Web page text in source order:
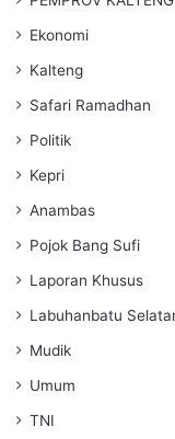
Ekonomi
Kalteng
Safari Ramadhan
Politik
Kepri
Anambas
Pojok Bang Sufi
Laporan Khusus
Labuhanbatu
Mudik
Umum
TNI